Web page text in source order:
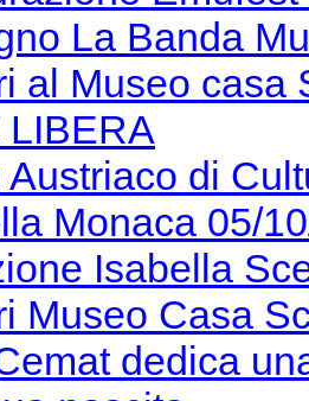
La Banda
al Museo casa
Austriaco di
Monaca 05/
Isabella
Museo Casa
dedica